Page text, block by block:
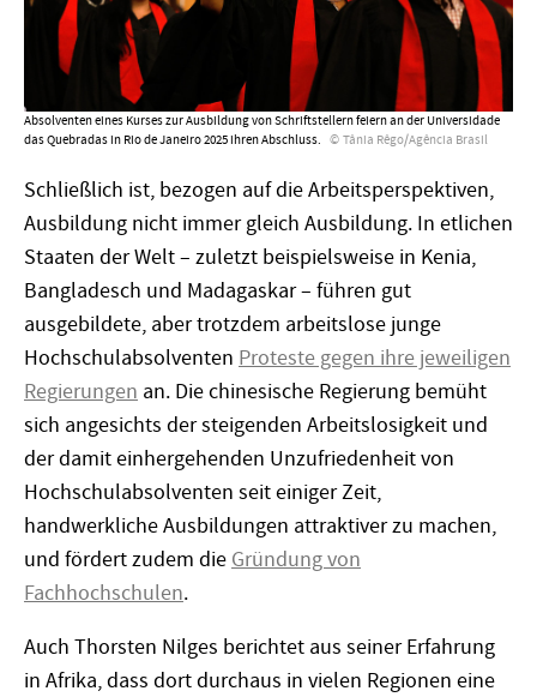
Absolventen eines Kurses zur Ausbildung von Schriftstellern feiern an der Universidade
das Quebradas in Rio de Janeiro 2025 ihren Abschluss.
Tânia Rêgo/Agência Brasil
Schließlich ist, bezogen auf die Arbeitsperspektiven,
Ausbildung nicht immer gleich Ausbildung. In etlichen
Staaten der Welt – zuletzt beispielsweise in Kenia,
Bangladesch und Madagaskar – führen gut
ausgebildete, aber trotzdem arbeitslose junge
Hochschulabsolventen Proteste gegen ihre jeweiligen
Regierungen an. Die chinesische Regierung bemüht
sich angesichts der steigenden Arbeitslosigkeit und
der damit einhergehenden Unzufriedenheit von
Hochschulabsolventen seit einiger Zeit,
handwerkliche Ausbildungen attraktiver zu machen,
und fördert zudem die Gründung von
Fachhochschulen.
Auch Thorsten Nilges berichtet aus seiner Erfahrung
in Afrika, dass dort durchaus in vielen Regionen eine